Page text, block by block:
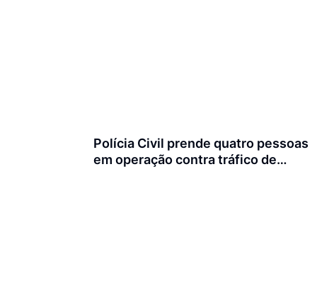
Polícia Civil prende quatro pessoas
em operação contra tráfico de